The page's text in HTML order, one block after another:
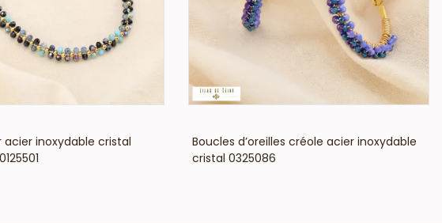
acier inoxydable cristal
Boucles d’oreilles créole acier inoxydable
cristal 0325086